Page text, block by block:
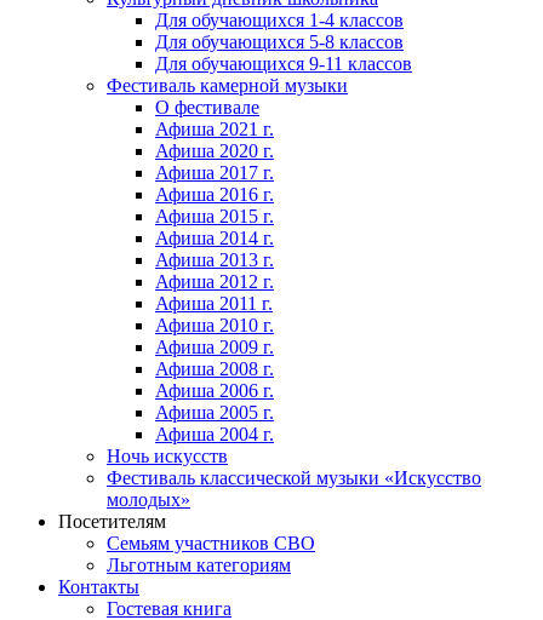
Для обучающихся 1-4 классов
Для обучающихся 5-8 классов
Для обучающихся 9-11 классов
Фестиваль камерной музыки
О фестивале
Афиша 2021 г.
Афиша 2020 г.
Афиша 2017 г.
Афиша 2016 г.
Афиша 2015 г.
Афиша 2014 г.
Афиша 2013 г.
Афиша 2012 г.
Афиша 2011 г.
Афиша 2010 г.
Афиша 2009 г.
Афиша 2008 г.
Афиша 2006 г.
Афиша 2005 г.
Афиша 2004 г.
Ночь искусств
Фестиваль классической музыки «Искусство
молодых»
Посетителям
Семьям участников СВО
Льготным категориям
Контакты
Гостевая книга